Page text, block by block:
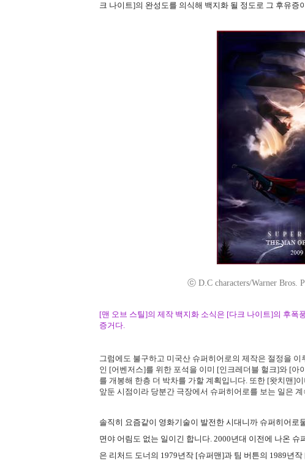
크 나이트]의 완성도를 의식해 백지화 될 정도로 그 후유증
ⓒ D.C characters/Warner Bros.
[맨 오브 스틸]의 제작 백지화 소식은 [다크 나이트]의 후폭
증거다.
그럼에도 불구하고 미국산 슈퍼히어로의 제작은 절정을
인 [어벤저스]를 위한 포석을 이미 [인크레더블 헐크]와 [
를 개봉해 한층 더 박차를 가할 계획입니다. 또한 [왓치맨]
앞둔 시점이라 당분간 극장에서 슈퍼히어로를 보는 일은
솔직히 요즘같이 영화기술이 발전한 시대니까 슈퍼히어
면야 어림도 없는 일이긴 합니다. 2000년대 이전에 나온
은 리처드 도너의 1979년작 [슈퍼맨]과 팀 버튼의 1989년